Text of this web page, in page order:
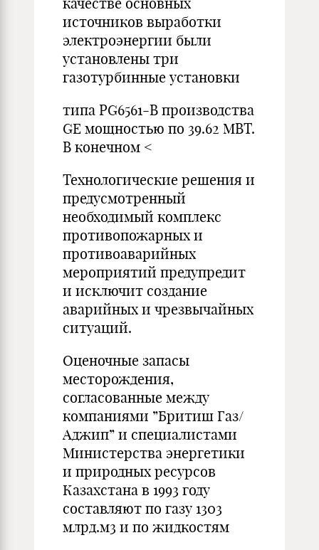
источников выработки
электроэнергии были
установлены три
газотурбинные установки
типа PG6561-B производства
GE мощностью по 39.62 МВТ.
В конечном <
Технологические решения и
предусмотренный
необходимый комплекс
противопожарных и
противоаварийных
мероприятий предупредит
и исключит создание
аварийных и чрезвычайных
ситуаций.
Оценочные запасы
месторождения,
согласованные между
компаниями ”Бритиш Газ/
Аджип” и специалистами
Министерства энергетики
и природных ресурсов
Казахстана в 1993 году
составляют по газу 1303
млрд.м3 и по жидкостям